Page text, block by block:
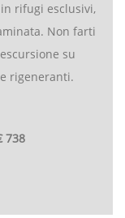
rifugi esclusivi,
Non farti
su
rigeneranti.
738